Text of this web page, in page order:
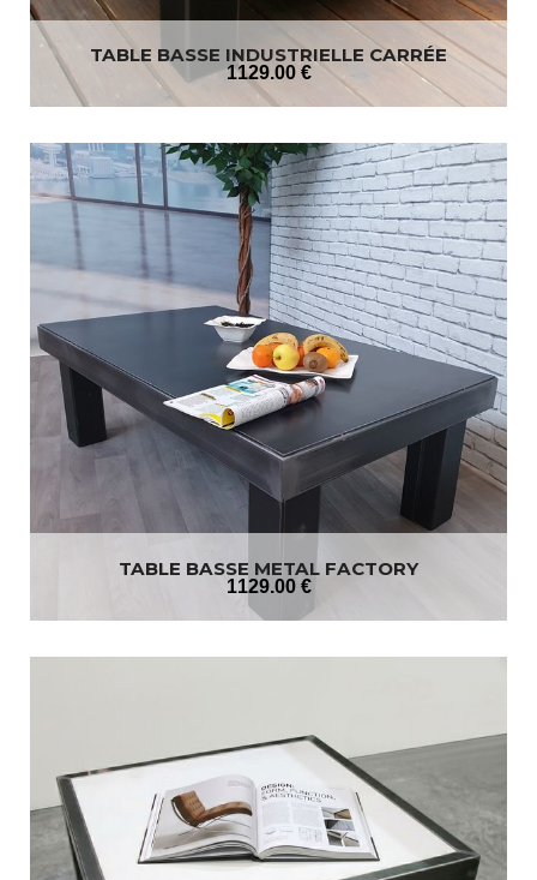
TABLE BASSE INDUSTRIELLE CARRÉE
1129.00 €
TABLE BASSE METAL FACTORY
1129.00 €